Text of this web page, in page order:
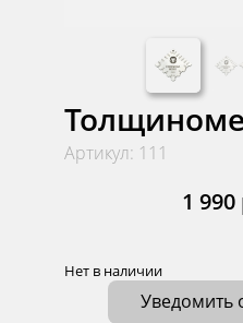
Артикул: 111
1 990
Нет в наличии
Уведомить